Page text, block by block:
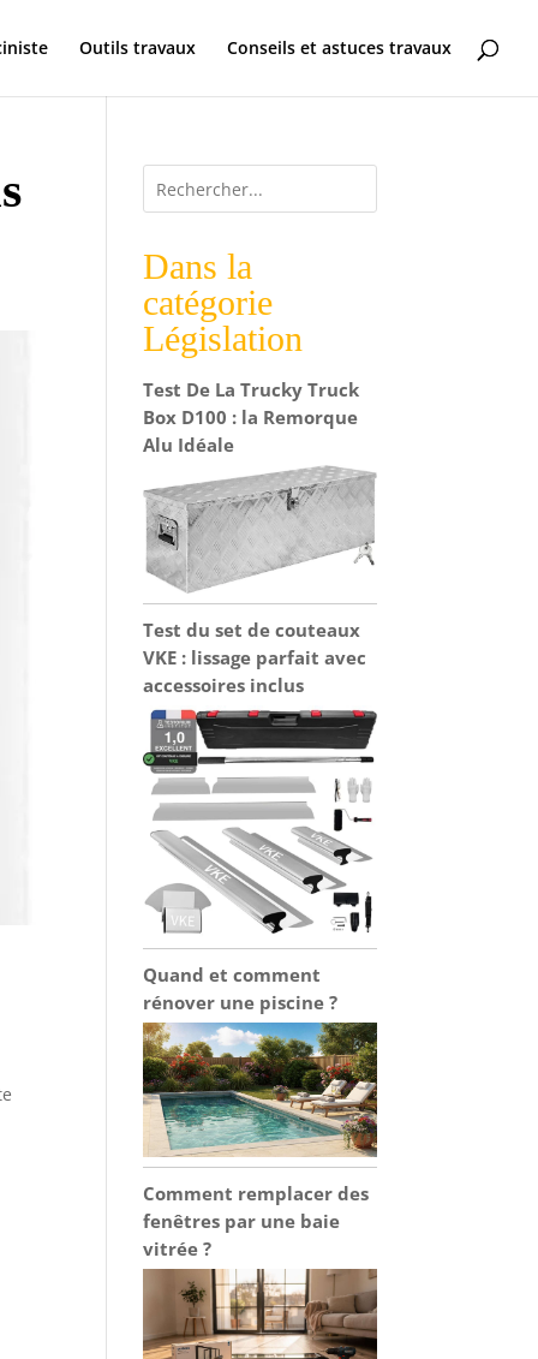
Outils travaux Conseils et astuces travaux
Dans la
catégorie
Législation
Test De La Trucky Truck
Box D100 : la Remorque
Alu Idéale
Test du set de couteaux
VKE : lissage parfait avec
accessoires inclus
Quand et comment
rénover une piscine ?
Comment remplacer des
fenêtres par une baie
vitrée ?